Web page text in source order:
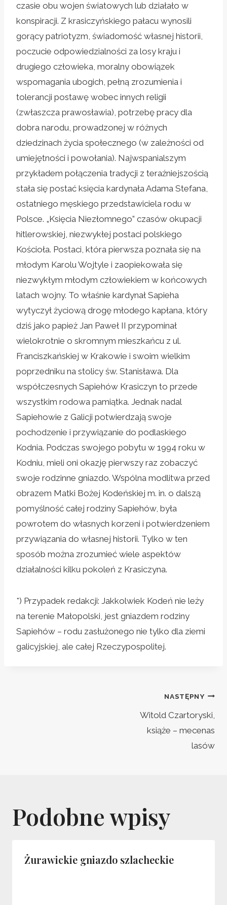
czasie obu wojen światowych lub działało w
konspiracji. Z krasiczyńskiego pałacu wynosili
gorący patriotyzm, świadomość własnej historii,
poczucie odpowiedzialności za losy kraju i
drugiego człowieka, moralny obowiązek
wspomagania ubogich, pełną zrozumienia i
tolerancji postawę wobec innych religii
(zwłaszcza prawosławia), potrzebę pracy dla
dobra narodu, prowadzonej w różnych
dziedzinach życia społecznego (w zależności od
umiejętności i powołania). Najwspanialszym
przykładem połączenia tradycji z teraźniejszością
stała się postać księcia kardynała Adama Stefana,
ostatniego męskiego przedstawiciela rodu w
Polsce. „Księcia Niezłomnego” czasów okupacji
hitlerowskiej, niezwykłej postaci polskiego
Kościoła. Postaci, która pierwsza poznała się na
młodym Karolu Wojtyle i zaopiekowała się
niezwykłym młodym człowiekiem w końcowych
latach wojny. To właśnie kardynał Sapieha
wytyczył życiową drogę młodego kapłana, który
dziś jako papież Jan Paweł II przypominał
wielokrotnie o skromnym mieszkańcu z ul.
Franciszkańskiej w Krakowie i swoim wielkim
poprzedniku na stolicy św. Stanisława. Dla
współczesnych Sapiehów Krasiczyn to przede
wszystkim rodowa pamiątka. Jednak nadal
Sapiehowie z Galicji potwierdzają swoje
pochodzenie i przywiązanie do podlaskiego
Kodnia. Podczas swojego pobytu w 1994 roku w
Kodniu, mieli oni okazję pierwszy raz zobaczyć
swoje rodzinne gniazdo. Wspólna modlitwa przed
obrazem Matki Bożej Kodeńskiej m. in. o dalszą
pomyślność całej rodziny Sapiehów, była
powrotem do własnych korzeni i potwierdzeniem
przywiązania do własnej historii. Tylko w ten
sposób można zrozumieć wiele aspektów
działalności kilku pokoleń z Krasiczyna.
*) Przypadek redakcji: Jakkolwiek Kodeń nie leży
na terenie Małopolski, jest gniazdem rodziny
Sapiehów – rodu zasłużonego nie tylko dla ziemi
galicyjskiej, ale całej Rzeczypospolitej.
NASTĘPNY
Witold Czartoryski,
książe – mecenas
lasów
Podobne wpisy
Żurawickie gniazdo szlacheckie